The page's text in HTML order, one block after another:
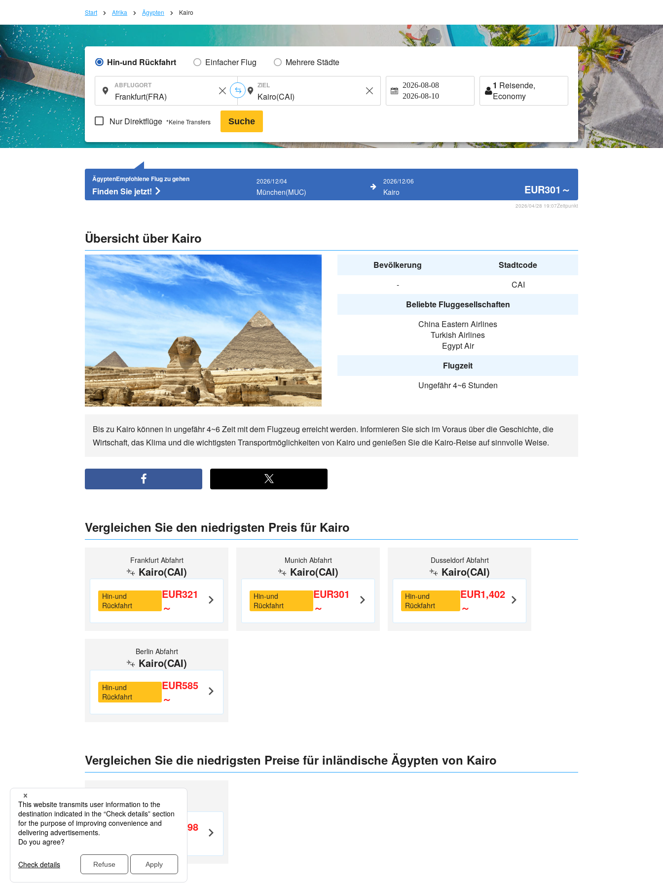
Start Afrika Ägypten Kairo
Hin-und Rückfahrt Einfacher Flug Mehrere Städte
ABFLUGORT ZIEL 2026-08-08
2026-08-10
1 Reisende,
Economy
Nur Direktflüge *Keine Transfers Suche
ÄgyptenEmpfohlene Flug zu gehen
Finden Sie jetzt!
2026/12/04
München(MUC)
2026/12/06
Kairo EUR301 ～
2026/04/28 19:07Zeitpunkt
Übersicht über Kairo
Bevölkerung
Stadtcode
-
CAI
Beliebte Fluggesellschaften
China Eastern Airlines
Turkish Airlines
Egypt Air
Flugzeit
Ungefähr 4~6 Stunden
Bis zu Kairo können in ungefähr 4~6 Zeit mit dem Flugzeug erreicht werden. Informieren Sie sich im Voraus über die Geschichte, die
Wirtschaft, das Klima und die wichtigsten Transportmöglichkeiten von Kairo und genießen Sie die Kairo-Reise auf sinnvolle Weise.
Vergleichen Sie den niedrigsten Preis für Kairo
Frankfurt Abfahrt
Kairo(CAI)
Hin-und
Rückfahrt
EUR321
～
Munich Abfahrt
Kairo(CAI)
Hin-und
Rückfahrt
EUR301
～
Dusseldorf Abfahrt
Kairo(CAI)
Hin-und
Rückfahrt
EUR1,402
～
Berlin Abfahrt
Kairo(CAI)
Hin-und
Rückfahrt
EUR585
～
Vergleichen Sie die niedrigsten Preise für inländische Ägypten von Kairo
Kairo(CAI)
Hin-und
EUR198